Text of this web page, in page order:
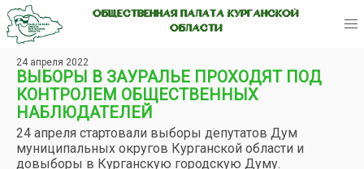
ОБЩЕСТВЕННАЯ ПАЛАТА КУРГАНСКОЙ
ОБЛАСТИ
24 апреля 2022
ВЫБОРЫ В ЗАУРАЛЬЕ ПРОХОДЯТ ПОД
КОНТРОЛЕМ ОБЩЕСТВЕННЫХ
НАБЛЮДАТЕЛЕЙ
24 апреля стартовали выборы депутатов Дум
муниципальных округов Курганской области и
довыборы в Курганскую городскую Думу.